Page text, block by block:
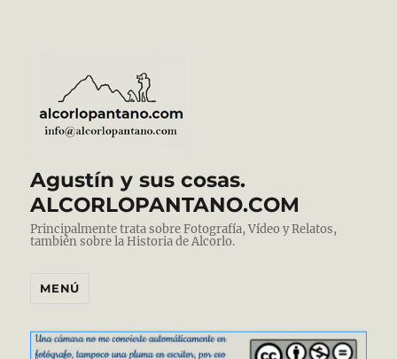
Agustín y sus cosas.
ALCORLOPANTANO.COM
Principalmente trata sobre Fotografía, Vídeo y Relatos,
también sobre la Historia de Alcorlo.
MENÚ